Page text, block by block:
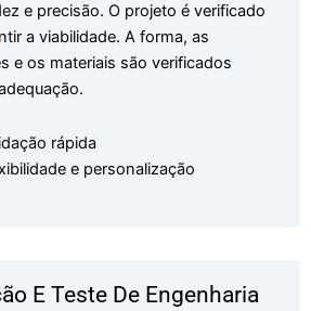
e precisão. O projeto é verificado
a viabilidade. A forma, as
e os materiais são verificados
rápida
e personalização
E Teste De Engenharia